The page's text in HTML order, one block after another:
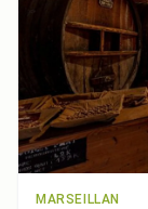
MARSEILLAN